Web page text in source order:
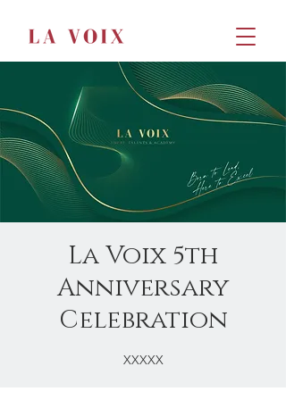
La Voix 5th
Anniversary
Celebration
XXXXX